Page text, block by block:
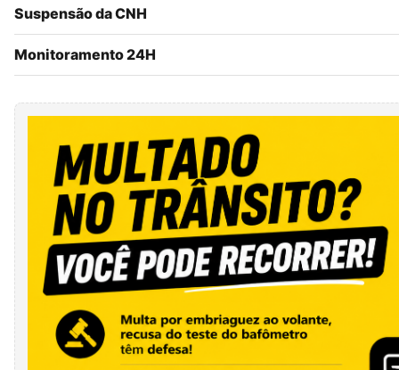
Suspensão da CNH
Monitoramento 24H